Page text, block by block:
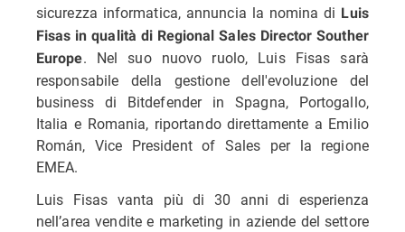
sicurezza informatica, annuncia la nomina di Luis
Fisas in qualità di Regional Sales Director Souther
Europe. Nel suo nuovo ruolo, Luis Fisas sarà
responsabile della gestione dell'evoluzione del
business di Bitdefender in Spagna, Portogallo,
Italia e Romania, riportando direttamente a Emilio
Román, Vice President of Sales per la regione
EMEA.
Luis Fisas vanta più di 30 anni di esperienza
nell’area vendite e marketing in aziende del settore